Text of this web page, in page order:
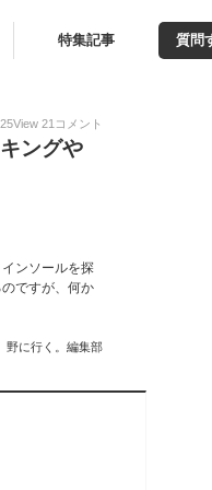
特集記事 質問
25View 21 コメント
ングや
ンソールを探
ですが、何か
野に行く。編集部